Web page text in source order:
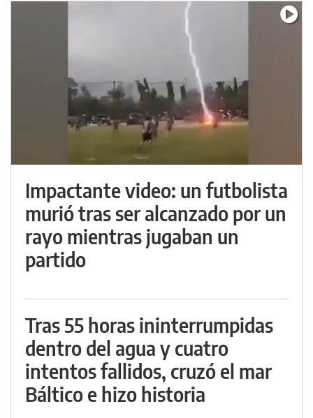
Impactante video: un futbolista
murió tras ser alcanzado por un
rayo mientras jugaban un
partido
Tras 55 horas ininterrumpidas
dentro del agua y cuatro
intentos fallidos, cruzó el mar
Báltico e hizo historia